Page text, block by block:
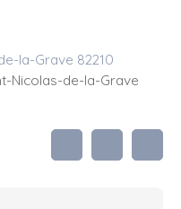
la-Grave 82210
Nicolas-de-la-Grave